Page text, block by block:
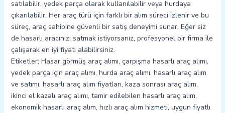
satılabilir, yedek parça olarak kullanılabilir veya hurdaya
çıkarılabilir. Her araç türü için farklı bir alım süreci izlenir ve bu
süreç, araç sahibine güvenli bir satış deneyimi sunar. Eğer siz
de hasarlı aracınızı satmak istiyorsanız, profesyonel bir firma ile
çalışarak en iyi fiyatı alabilirsiniz.
Etiketler; Hasar görmüş araç alımı, çarpışma hasarlı araç alımı,
yedek parça için araç alımı, hurda araç alımı, hasarlı araç alım
ve satımı, hasarlı araç alım fiyatları, kaza sonrası araç alım,
ikinci el kazalı araç alımı, tamir edilebilen hasarlı araç alım,
ekonomik hasarlı araç alım, hızlı araç alım hizmeti, uygun fiyatlı